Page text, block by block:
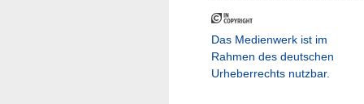
Das Medienwerk ist im
Rahmen des deutschen
Urheberrechts nutzbar.